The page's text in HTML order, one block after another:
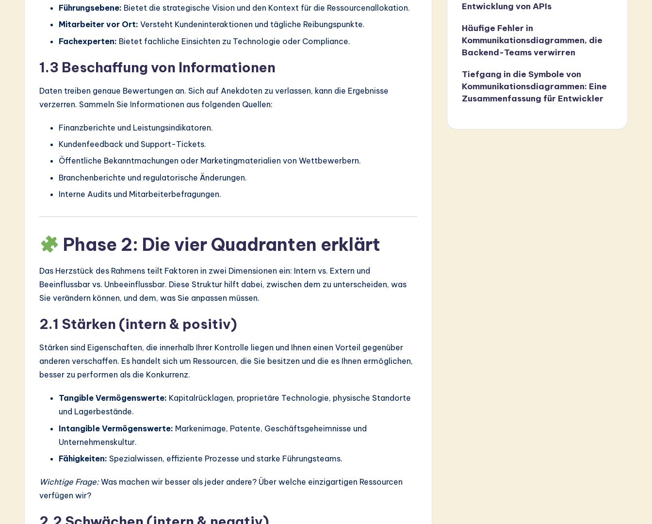
Führungsebene: Bietet die strategische Vision und den Kontext für die Ressourcenallokation.
Mitarbeiter vor Ort: Versteht Kundeninteraktionen und tägliche Reibungspunkte.
Fachexperten: Bietet fachliche Einsichten zu Technologie oder Compliance.
1.3 Beschaffung von Informationen
Daten treiben genaue Bewertungen an. Sich auf Anekdoten zu verlassen, kann die Ergebnisse
verzerren. Sammeln Sie Informationen aus folgenden Quellen:
Finanzberichte und Leistungsindikatoren.
Kundenfeedback und Support-Tickets.
Öffentliche Bekanntmachungen oder Marketingmaterialien von Wettbewerbern.
Branchenberichte und regulatorische Änderungen.
Interne Audits und Mitarbeiterbefragungen.
Phase 2: Die vier Quadranten erklärt
Das Herzstück des Rahmens teilt Faktoren in zwei Dimensionen ein: Intern vs. Extern und
Beeinflussbar vs. Unbeeinflussbar. Diese Struktur hilft dabei, zwischen dem zu unterscheiden, was
Sie verändern können, und dem, was Sie anpassen müssen.
2.1 Stärken (intern & positiv)
Stärken sind Eigenschaften, die innerhalb Ihrer Kontrolle liegen und Ihnen einen Vorteil gegenüber
anderen verschaffen. Es handelt sich um Ressourcen, die Sie besitzen und die es Ihnen ermöglichen,
besser zu performen als die Konkurrenz.
Tangible Vermögenswerte: Kapitalrücklagen, proprietäre Technologie, physische Standorte
und Lagerbestände.
Intangible Vermögenswerte: Markenimage, Patente, Geschäftsgeheimnisse und
Unternehmenskultur.
Fähigkeiten: Spezialwissen, effiziente Prozesse und starke Führungsteams.
Wichtige Frage:Was machen wir besser als jeder andere? Über welche einzigartigen Ressourcen
verfügen wir?
Entwicklung von APIs
Häufige Fehler in
Kommunikationsdiagrammen, die
Backend-Teams verwirren
Tiefgang in die Symbole von
Kommunikationsdiagrammen: Eine
Zusammenfassung für Entwickler